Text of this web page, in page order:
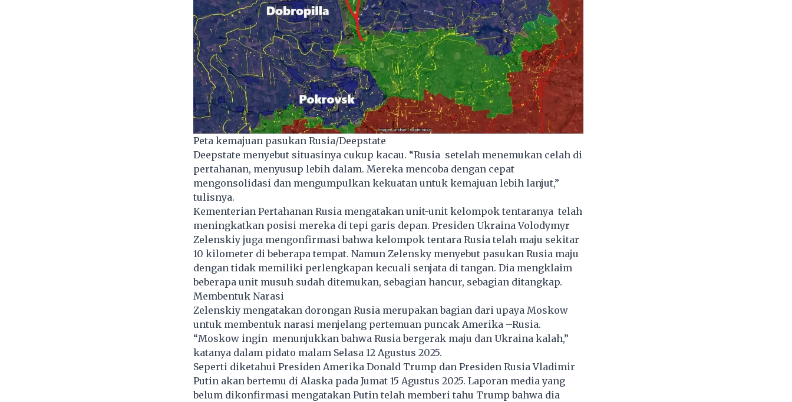
Peta kemajuan pasukan Rusia/Deepstate
Deepstate menyebut situasinya cukup kacau. “Rusia setelah menemukan celah di
pertahanan, menyusup lebih dalam. Mereka mencoba dengan cepat
mengonsolidasi dan mengumpulkan kekuatan untuk kemajuan lebih lanjut,”
tulisnya.
Kementerian Pertahanan Rusia mengatakan unit-unit kelompok tentaranya telah
meningkatkan posisi mereka di tepi garis depan. Presiden Ukraina Volodymyr
Zelenskiy juga mengonfirmasi bahwa kelompok tentara Rusia telah maju sekitar
10 kilometer di beberapa tempat. Namun Zelensky menyebut pasukan Rusia maju
dengan tidak memiliki perlengkapan kecuali senjata di tangan. Dia mengklaim
beberapa unit musuh sudah ditemukan, sebagian hancur, sebagian ditangkap.
Membentuk Narasi
Zelenskiy mengatakan dorongan Rusia merupakan bagian dari upaya Moskow
untuk membentuk narasi menjelang pertemuan puncak Amerika –Rusia.
“Moskow ingin menunjukkan bahwa Rusia bergerak maju dan Ukraina kalah,”
katanya dalam pidato malam Selasa 12 Agustus 2025.
Seperti diketahui Presiden Amerika Donald Trump dan Presiden Rusia Vladimir
Putin akan bertemu di Alaska pada Jumat 15 Agustus 2025. Laporan media yang
belum dikonfirmasi mengatakan Putin telah memberi tahu Trump bahwa dia